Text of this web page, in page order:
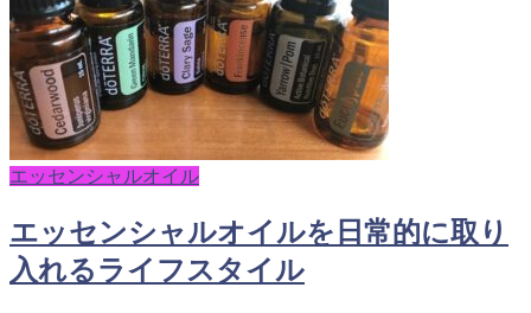
エッセンシャルオイル
エッセンシャルオイルを日常的に取り
入れるライフスタイル